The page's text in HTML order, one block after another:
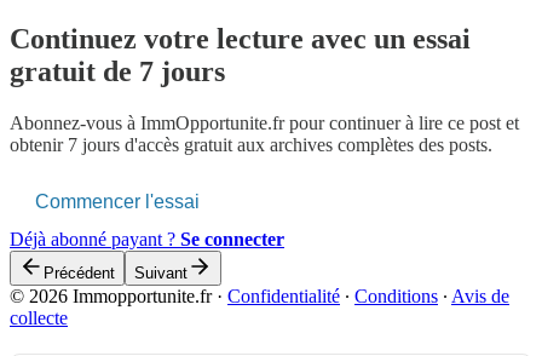
Continuez votre lecture avec un essai
gratuit de 7 jours
Abonnez-vous à ImmOpportunite.frpour continuer à lire ce post et
obtenir 7 jours d'accès gratuit aux archives complètes des posts.
Commencer l'essai
Déjà abonné payant ? Se connecter
Précédent Suivant
© 2026 Immopportunite.fr· Confidentialité ∙ Conditions ∙ Avis de
collecte